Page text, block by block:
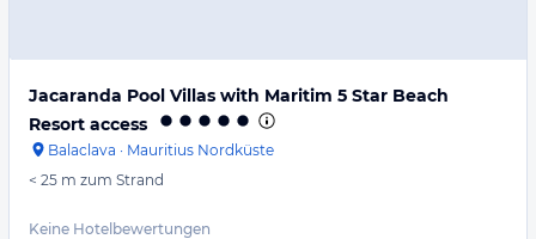
Jacaranda Pool Villas with Maritim 5 Star Beach
Resort access
Balaclava · Mauritius Nordküste
< 25 m zum Strand
Keine Hotelbewertungen